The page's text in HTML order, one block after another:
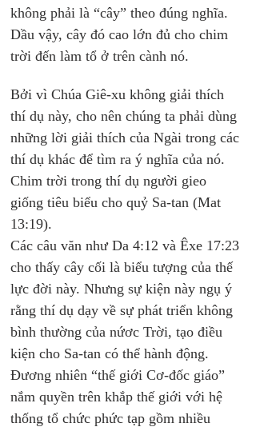
không phải là “cây” theo đúng nghĩa.
Dầu vậy, cây đó cao lớn đủ cho chim
trời đến làm tổ ở trên cành nó.
Bởi vì Chúa Giê-xu không giải thích
thí dụ này, cho nên chúng ta phải dùng
những lời giải thích của Ngài trong các
thí dụ khác để tìm ra ý nghĩa của nó.
Chim trời trong thí dụ người gieo
giống tiêu biểu cho quỷ Sa-tan (Mat
13:19).
Các câu văn như Da 4:12 và Êxe 17:23
cho thấy cây cối là biểu tượng của thế
lực đời này. Nhưng sự kiện này ngụ ý
rằng thí dụ dạy về sự phát triển không
bình thường của nứơc Trời, tạo điều
kiện cho Sa-tan có thể hành động.
Đương nhiên “thế giới Cơ-đốc giáo”
nắm quyền trên khắp thế giới với hệ
thống tổ chức phức tạp gồm nhiều